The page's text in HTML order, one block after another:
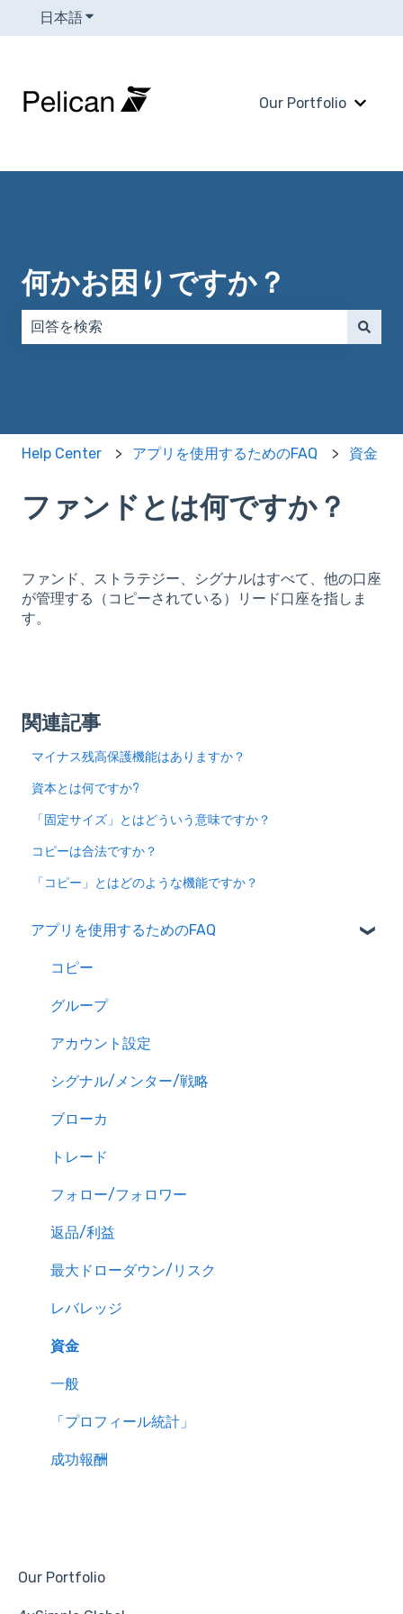
日本語翻訳のサブメニューを表示
Our Portfolio
Our
何かお困りですか？
Help Center アプリを使用するためのFAQ 資金
ファンドとは何ですか？
ファンド、ストラテジー、シグナルはすべて、他の口座
が管理する（コピーされている）リード口座を指しま
す。
関連記事
マイナス残高保護機能はありますか？
資本とは何ですか?
「固定サイズ」とはどういう意味ですか？
コピーは合法ですか？
「コピー」とはどのような機能ですか？
アプリを使用するためのFAQ
コピー
グループ
アカウント設定
シグナル/メンター/戦略
ブローカ
トレード
フォロー/フォロワー
返品/利益
最大ドローダウン/リスク
レバレッジ
資金
一般
「プロフィール統計」
成功報酬
Our Portfolio